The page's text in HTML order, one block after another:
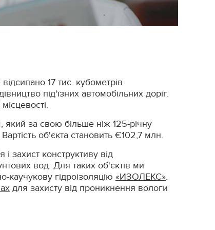
17 тис. кубометрів
під'їзних автомобільних доріг.
за свою більше ніж 125-річну
об'єкта становить €102,7 млн.
захист конструктиву від
вод. Для таких об'єктів ми
каучукову гідроізоляцію «ИЗОЛЕКС».
для захисту від проникнення вологи